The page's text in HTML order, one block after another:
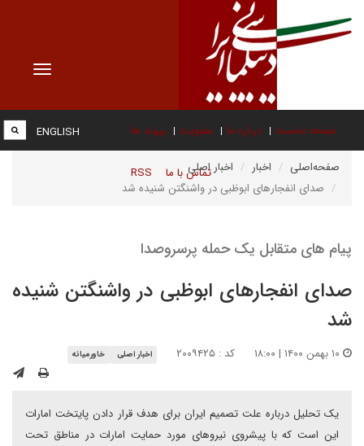
Toggle
صفحه نخست درباره ما عضویت پیوند ها
تماس با ما RSS
ENGLISH
صفحه‌اصلی اخبار
اخبار اصلی
صدای انفجارهای ابوظبی در واشنگتن شنیده شد
پیام های متقابل یک حمله پرسروصدا
صدای انفجارهای ابوظبی در واشنگتن شنیده
شد
کد : ۲۰۰۹۴۲۵ اخبار اصلی خاورمیانه
یک تحلیل درباره علت تصمیم ایران برای هدف قرار دادن پایتخت امارات
این است که با پیشروی نیروهای مورد حمایت امارات در مناطق تحت